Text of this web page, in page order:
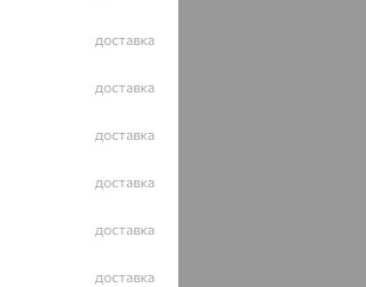
доставка
доставка
доставка
доставка
доставка
доставка